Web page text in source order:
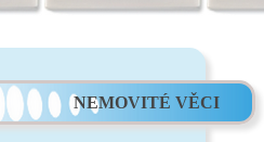
NEMOVITÉ VĚCI